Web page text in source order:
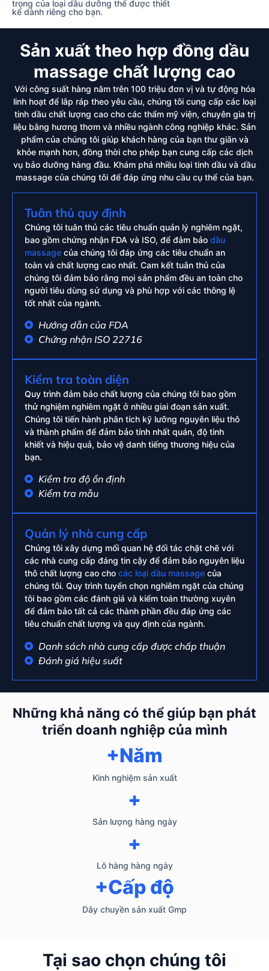
trọng của loại dầu dưỡng thể được thiết
kế dành riêng cho bạn.
Sản xuất theo hợp đồng dầu
massage chất lượng cao
Với công suất hàng năm trên 100 triệu đơn vị và tự động hóa
linh hoạt để lắp ráp theo yêu cầu, chúng tôi cung cấp các loại
tinh dầu chất lượng cao cho các thẩm mỹ viện, chuyên gia trị
liệu bằng hương thơm và nhiều ngành công nghiệp khác. Sản
phẩm của chúng tôi giúp khách hàng của bạn thư giãn và
khỏe mạnh hơn, đồng thời cho phép bạn cung cấp các dịch
vụ bảo dưỡng hàng đầu. Khám phá nhiều loại tinh dầu và dầu
massage của chúng tôi để đáp ứng nhu cầu cụ thể của bạn.
Tuân thủ quy định
Chúng tôi tuân thủ các tiêu chuẩn quản lý nghiêm ngặt,
bao gồm chứng nhận FDA và ISO, để đảm bảo dầu
massage của chúng tôi đáp ứng các tiêu chuẩn an
toàn và chất lượng cao nhất. Cam kết tuân thủ của
chúng tôi đảm bảo rằng mọi sản phẩm đều an toàn cho
người tiêu dùng sử dụng và phù hợp với các thông lệ
tốt nhất của ngành.
Hướng dẫn của FDA
Chứng nhận ISO 22716
Kiểm tra toàn diện
Quy trình đảm bảo chất lượng của chúng tôi bao gồm
thử nghiệm nghiêm ngặt ở nhiều giai đoạn sản xuất.
Chúng tôi tiến hành phân tích kỹ lưỡng nguyên liệu thô
và thành phẩm để đảm bảo tính nhất quán, độ tinh
khiết và hiệu quả, bảo vệ danh tiếng thương hiệu của
bạn.
Kiểm tra độ ổn định
Kiểm tra mẫu
Quản lý nhà cung cấp
Chúng tôi xây dựng mối quan hệ đối tác chặt chẽ với
các nhà cung cấp đáng tin cậy để đảm bảo nguyên liệu
thô chất lượng cao cho các loại dầu massage của
chúng tôi. Quy trình tuyển chọn nghiêm ngặt của chúng
tôi bao gồm các đánh giá và kiểm toán thường xuyên
để đảm bảo tất cả các thành phần đều đáp ứng các
tiêu chuẩn chất lượng và quy định của ngành.
Danh sách nhà cung cấp được chấp thuận
Đánh giá hiệu suất
Những khả năng có thể giúp bạn phát
triển doanh nghiệp của mình
Kinh nghiệm sản xuất
+Năm
Sản lượng hàng ngày
+
Lô hàng hàng ngày
+
Dây chuyền sản xuất Gmp
+Cấp độ
Tại sao chọn chúng tôi